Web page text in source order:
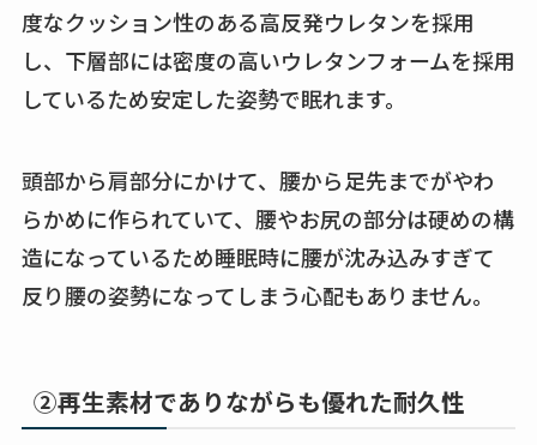
度なクッション性のある高反発ウレタンを採用
し、下層部には密度の高いウレタンフォームを採用
しているため安定した姿勢で眠れます。
頭部から肩部分にかけて、腰から足先までがやわ
らかめに作られていて、腰やお尻の部分は硬めの構
造になっているため睡眠時に腰が沈み込みすぎて
反り腰の姿勢になってしまう心配もありません。
②再生素材でありながらも優れた耐久性